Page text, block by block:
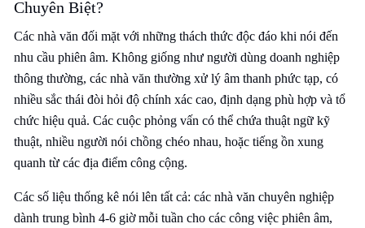
Chuyên Biệt?
Các nhà văn đối mặt với những thách thức độc đáo khi nói đến
nhu cầu phiên âm. Không giống như người dùng doanh nghiệp
thông thường, các nhà văn thường xử lý âm thanh phức tạp, có
nhiều sắc thái đòi hỏi độ chính xác cao, định dạng phù hợp và tổ
chức hiệu quả. Các cuộc phỏng vấn có thể chứa thuật ngữ kỹ
thuật, nhiều người nói chồng chéo nhau, hoặc tiếng ồn xung
quanh từ các địa điểm công cộng.
Các số liệu thống kê nói lên tất cả: các nhà văn chuyên nghiệp
dành trung bình 4-6 giờ mỗi tuần cho các công việc phiên âm,